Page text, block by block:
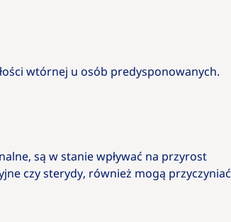
wtórnej u osób predysponowanych.
są w stanie wpływać na przyrost
czy sterydy, również mogą przyczyniać